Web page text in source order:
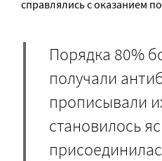
справлялись с оказанием
Порядка 80%
получали
прописывали
становилось